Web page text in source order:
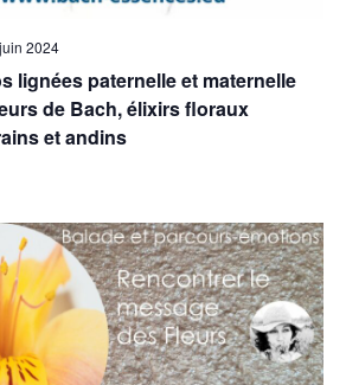
lignées paternelle et maternelle
de Bach, élixirs floraux
et andins
2024